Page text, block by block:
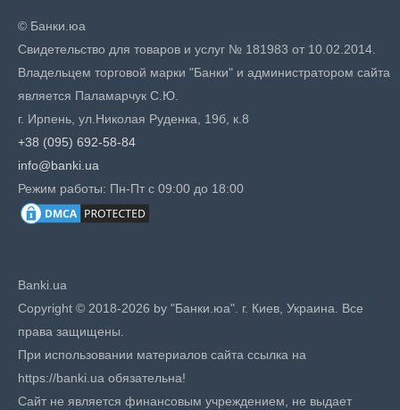
© Банки.юа
Свидетельство для товаров и услуг № 181983 от 10.02.2014.
Владельцем торговой марки "Банки" и администратором сайта
является Паламарчук С.Ю.
г. Ирпень, ул.Николая Руденка, 19б, к.8
+38 (095) 692-58-84
info@banki.ua
Режим работы: Пн-Пт с 09:00 до 18:00
Banki.ua
Copyright © 2018-2026 by "Банки.юа". г. Киев, Украина. Все
права защищены.
При использовании материалов сайта ссылка на
https://banki.ua обязательна!
Сайт не является финансовым учреждением, не выдает